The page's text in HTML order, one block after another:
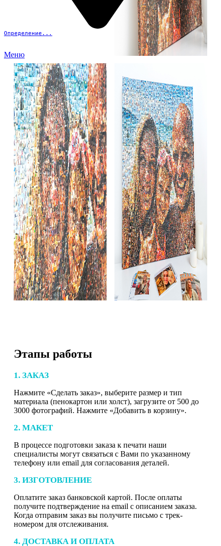
Определение...
Меню
Этапы работы
1. ЗАКАЗ
Нажмите «Сделать заказ», выберите размер и тип
материала (пенокартон или холст), загрузите от 500 до
3000 фотографий. Нажмите «Добавить в корзину».
2. МАКЕТ
В процессе подготовки заказа к печати наши
специалисты могут связаться с Вами по указанному
телефону или email для согласования деталей.
3. ИЗГОТОВЛЕНИЕ
Оплатите заказ банковской картой. После оплаты
получите подтверждение на email с описанием заказа.
Когда отправим заказ вы получите письмо с трек-
номером для отслеживания.
4. ДОСТАВКА И ОПЛАТА